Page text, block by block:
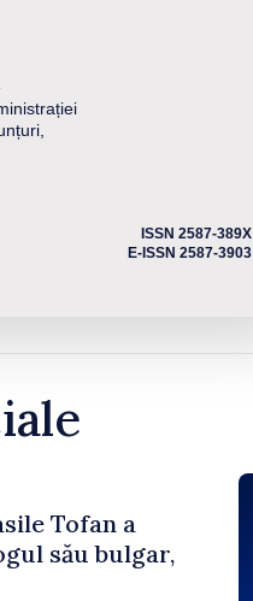
ISSN 2587-389X
E-ISSN 2587-3903
Tofan a
său bulgar,